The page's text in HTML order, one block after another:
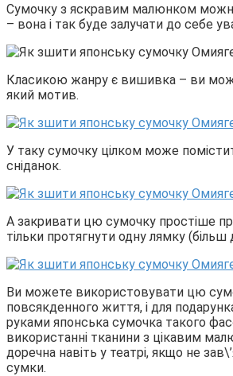
Сумочку з яскравим малюнком
– вона і так буде залучати до себе
Класикою жанру є вишивка – ви
який мотив.
У таку сумочку цілком може
сніданок.
А закривати цю сумочку простіше
тільки протягнути одну лямку (більш
Ви можете використовувати цю
повсякденного життя, і для
руками японська сумочка такого
використанні тканини з цікавим
доречна навіть у театрі, якщо не
сумки.